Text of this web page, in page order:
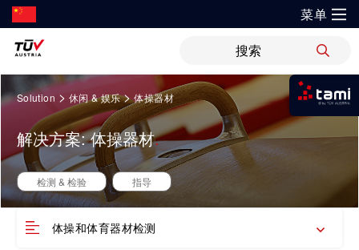
Springe
zum
登录tami
登录tami
菜单
新闻 职位 WiPreis 证书验证 举报平台
解决方案
解决方案
审核 & 认证
检测 & 检验
培训
指导
领域
运输 & 交通
银行 & 保险
网络安全
研发与创新
研究重点
开放创新
关于TÜV奥地利
关于TÜV奥地利中国
健康、安全与环境（HSE）政策
Solution > 休闲 & 娱乐>体操器材
解决方案: 体操器材
检测 & 检验 指导
体操和体育器材检测
我是tami
登录tami